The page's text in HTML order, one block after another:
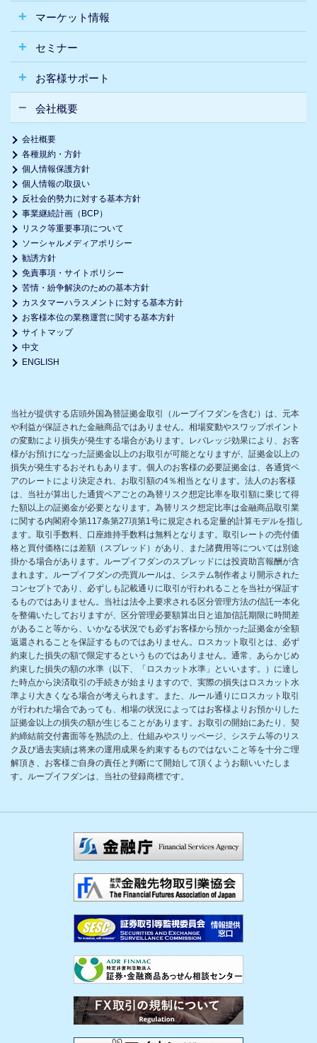
マーケット情報
セミナー
お客様サポート
会社概要
会社概要
各種規約・方針
個人情報保護方針
個人情報の取扱い
反社会的勢力に対する基本方針
事業継続計画（BCP）
リスク等重要事項について
ソーシャルメディアポリシー
勧誘方針
免責事項・サイトポリシー
苦情・紛争解決のための基本方針
カスタマーハラスメントに対する基本方針
お客様本位の業務運営に関する基本方針
サイトマップ
中文
ENGLISH
当社が提供する店頭外国為替証拠金取引（ループイフダンを含む）は、元本
や利益が保証された金融商品ではありません。相場変動やスワップポイント
の変動により損失が発生する場合があります。レバレッジ効果により、お客
様がお預けになった証拠金以上のお取引が可能となりますが、証拠金以上の
損失が発生するおそれもあります。個人のお客様の必要証拠金は、各通貨ペ
アのレートにより決定され、お取引額の4％相当となります。法人のお客様
は、当社が算出した通貨ペアごとの為替リスク想定比率を取引額に乗じて得
た額以上の証拠金が必要となります。為替リスク想定比率は金融商品取引業
に関する内閣府令第117条第27項第1号に規定される定量的計算モデルを指し
ます。取引手数料、口座維持手数料は無料となります。取引レートの売付価
格と買付価格には差額（スプレッド）があり、また諸費用等については別途
掛かる場合があります。ループイフダンのスプレッドには投資助言報酬が含
まれます。ループイフダンの売買ルールは、システム制作者より開示された
コンセプトであり、必ずしも記載通りに取引が行われることを当社が保証す
るものではありません。当社は法令上要求される区分管理方法の信託一本化
を整備いたしておりますが、区分管理必要額算出日と追加信託期限に時間差
があること等から、いかなる状況でも必ずお客様から預かった証拠金が全額
返還されることを保証するものではありません。ロスカット取引とは、必ず
約束した損失の額で限定するというものではありません。通常、あらかじめ
約束した損失の額の水準（以下、「ロスカット水準」といいます。）に達し
た時点から決済取引の手続きが始まりますので、実際の損失はロスカット水
準より大きくなる場合が考えられます。また、ルール通りにロスカット取引
が行われた場合であっても、相場の状況によってはお客様よりお預かりした
証拠金以上の損失の額が生じることがあります。お取引の開始にあたり、契
約締結前交付書面等を熟読の上、仕組みやスリッページ、システム等のリス
ク及び過去実績は将来の運用成果を約束するものではないこと等を十分ご理
解頂き、お客様ご自身の責任と判断にて開始して頂くようお願いいたしま
す。ループイフダンは、当社の登録商標です。